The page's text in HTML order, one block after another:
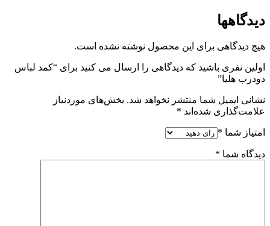
دیدگاهها
هیچ دیدگاهی برای این محصول نوشته نشده است.
اولین نفری باشید که دیدگاهی را ارسال می کنید برای “کمد لباس
دودرب هلیا”
نشانی ایمیل شما منتشر نخواهد شد. بخش‌های موردنیاز
علامت‌گذاری شده‌اند *
امتیاز شما *
دیدگاه شما *